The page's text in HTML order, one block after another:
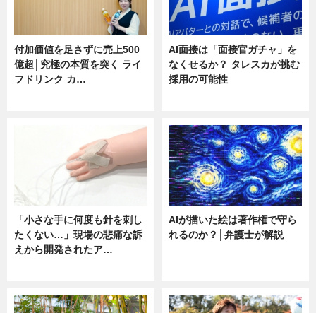
付加価値を足さずに売上500
億超│究極の本質を突く ライ
フドリンク カ…
AI面接は「面接官ガチャ」を
なくせるか？ タレスカが挑む
採用の可能性
「小さな手に何度も針を刺し
たくない…」現場の悲痛な訴
えから開発されたア…
AIが描いた絵は著作権で守ら
れるのか？│弁護士が解説